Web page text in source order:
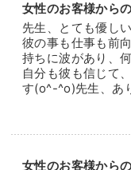
思いで鑑定させて
女性のお客様から
先生、とても優し
彼の事も仕事も前
持ちに波があり、
自分も彼も信じて
す(o^-^o)先生、あ
女性のお客様から